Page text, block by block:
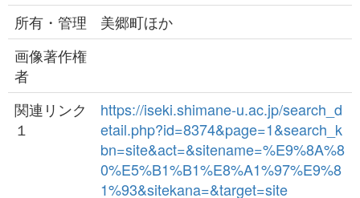
所有・管理
美郷町ほか
画像著作権
者
関連リンク
１
https://iseki.shimane-u.ac.jp/search_d
etail.php?id=8374&page=1&search_k
bn=site&act=&sitename=%E9%8A%8
0%E5%B1%B1%E8%A1%97%E9%8
1%93&sitekana=&target=site